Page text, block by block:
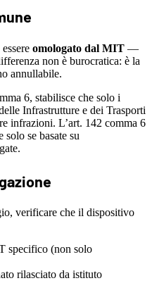
omologato dal MIT —
non è burocratica: è la
annullabile.
6, stabilisce che solo i
Infrastrutture e dei Trasporti
infrazioni. L’art. 142 comma 6
se basate su
verificare che il dispositivo
specifico (non solo
rilasciato da istituto